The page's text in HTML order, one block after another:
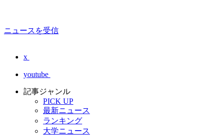
ニュースを受信
x
youtube
記事ジャンル
PICK UP
最新ニュース
ランキング
大学ニュース